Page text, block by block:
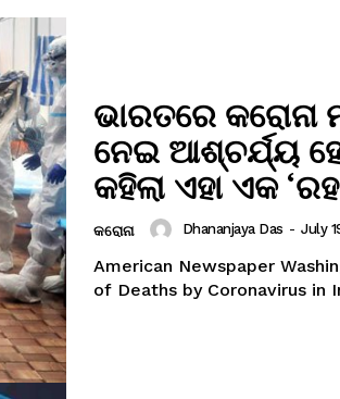
ଭାରତରେ କରୋନା
ନେଇ ଆଶ୍ଚର୍ଯ୍ୟ
କହିଲା ଏହା ଏକ
କରୋନା Dhananjaya Das - July
American Newspaper
of Deaths by Coronavirus in